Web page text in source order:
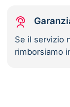
Se il servizio
rimborsiamo